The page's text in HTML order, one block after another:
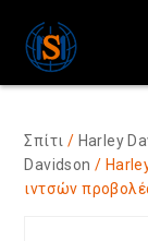
Σπίτι / Harley
Davidson /
ιντσών